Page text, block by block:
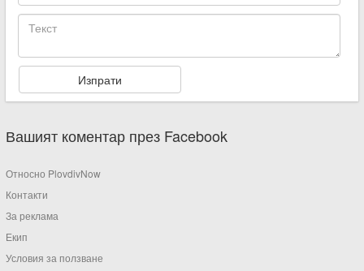
Вашият коментар през Facebook
Относно PlovdivNow
Контакти
За реклама
Екип
Условия за ползване